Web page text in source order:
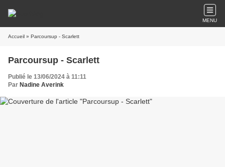
MENU
Accueil » Parcoursup - Scarlett
Parcoursup - Scarlett
Publié le 13/06/2024 à 11:11
Par Nadine Averink